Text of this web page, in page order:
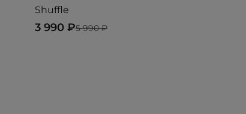
Shuffle
5 990 ₽
3 990 ₽